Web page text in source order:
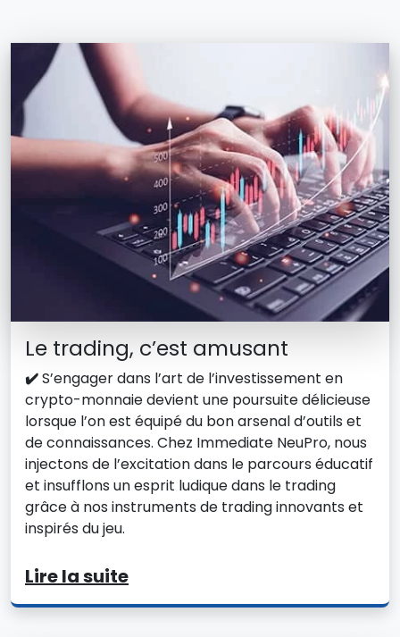
Le trading, c’est amusant
✔️S’engager dans l’art de l’investissement en
crypto-monnaie devient une poursuite délicieuse
lorsque l’on est équipé du bon arsenal d’outils et
de connaissances. Chez Immediate NeuPro, nous
injectons de l’excitation dans le parcours éducatif
et insufflons un esprit ludique dans le trading
grâce à nos instruments de trading innovants et
inspirés du jeu.
Lire la suite